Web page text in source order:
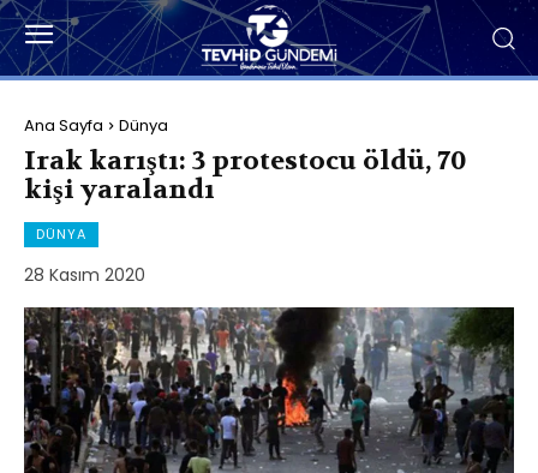
Ana Sayfa Dünya
Irak karıştı: 3 protestocu öldü, 70
kişi yaralandı
DÜNYA
28 Kasım 2020